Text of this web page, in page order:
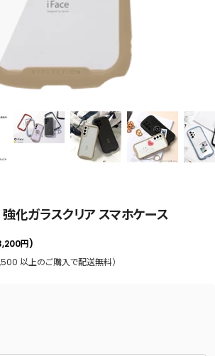
ガラスクリア スマホケース
円)
以上のご購入で配送無料）